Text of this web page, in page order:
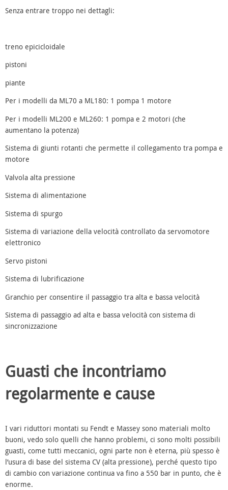
Senza entrare troppo nei dettagli:
treno epicicloidale
pistoni
piante
Per i modelli da ML70 a ML180: 1 pompa 1 motore
Per i modelli ML200 e ML260: 1 pompa e 2 motori (che
aumentano la potenza)
Sistema di giunti rotanti che permette il collegamento tra pompa e
motore
Valvola alta pressione
Sistema di alimentazione
Sistema di spurgo
Sistema di variazione della velocità controllato da servomotore
elettronico
Servo pistoni
Sistema di lubrificazione
Granchio per consentire il passaggio tra alta e bassa velocità
Sistema di passaggio ad alta e bassa velocità con sistema di
sincronizzazione
Guasti che incontriamo
regolarmente e cause
I vari riduttori montati su Fendt e Massey sono materiali molto
buoni, vedo solo quelli che hanno problemi, ci sono molti possibili
guasti, come tutti meccanici, ogni parte non è eterna, più spesso è
l’usura di base del sistema CV (alta pressione), perché questo tipo
di cambio con variazione continua va fino a 550 bar in punto, che è
enorme.